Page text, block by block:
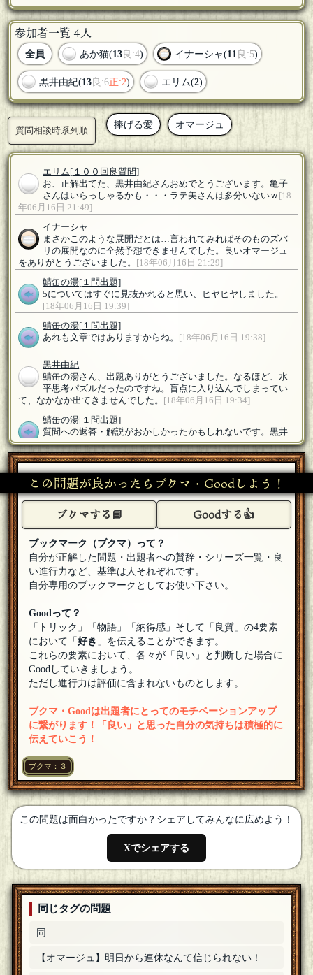
参加者一覧 4人
全員 あか猫(13良:4) イナーシャ(11良:5)
黒井由紀(13良:6正:2) エリム(2)
質問相談時系列順
捧げる愛 オマージュ
エリム [１００回良質問]
お、正解出てた、黒井由紀さんおめでとうございます。亀子
さんはいらっしゃるかも・・・ラテ美さんは多分いないｗ [18
年06月16日 21:49]
イナーシャ
まさかこのような展開だとは…言われてみればそのものズバ
リの展開なのに全然予想できませんでした。良いオマージュ
をありがとうございました。
[18年06月16日 21:29]
鯖缶の湯[１問出題]
5についてはすぐに見抜かれると思い、ヒヤヒヤしました。
[18年06月16日 19:39]
鯖缶の湯[１問出題]
あれも文章ではありますからね。
[18年06月16日 19:38]
黒井由紀
鯖缶の湯さん、出題ありがとうございました。なるほど、水
平思考パズルだったのですね。盲点に入り込んでしまってい
て、なかなか出てきませんでした。
[18年06月16日 19:34]
鯖缶の湯[１問出題]
質問への返答・解説がおかしかったかもしれないです。黒井
由紀さん、正解おめでとうございます。イナーシャさん、オ
マージュ問題作成の許可をくださりありがとうございます。[18年
06月16日 19:28]
エリム[１００回良質問]
参加します[18年06月15日 23:55]
鯖缶の湯[１問出題]
黒井由紀さん、歓迎いたします。
あか猫
正解しようと思いましたが、イナーシャさんリスペクト故。
イナーシャさん頑張ってください[18年06月15日 00:09]
黒井由紀
参加します。よろしくお願いいたします。 [18年06月15日
00:07]
あか猫
スナイプ失敗 (´･ω･`)
イナーシャさん、どうぞお楽しみください。
[18年06月15日
00:02]
イナーシャ
おお、早速来ている…参加させていただきます。
日 00:00]
鯖缶の湯[１問出題]
あか猫さん、歓迎いたします。[18年06月14日 23:59]
あか猫
この問題が良かったらブクマ・Goodしよう！
ブクマする📘 Goodする👍
ブックマーク（ブクマ）って？
自分が正解した問題・出題者への賛辞・シリーズ一覧・良
い進行力など、基準は人それぞれです。
自分専用のブックマークとしてお使い下さい。
Goodって？
「トリック」「物語」「納得感」そして「良質」の4要素
において「好き 」を伝えることができます。
これらの要素において、各々が「良い」と判断した場合に
Goodしていきましょう。
ただし進行力は評価に含まれないものとします。
ブクマ・Goodは出題者にとってのモチベーションアップ
に繋がります！「良い」と思った自分の気持ちは積極的に
伝えていこう！
ブクマ：３
この問題は面白かったですか？シェアしてみんなに広めよう！
Xでシェアする
同じタグの問題
同
【オマージュ】明日から連休なんて信じられない！